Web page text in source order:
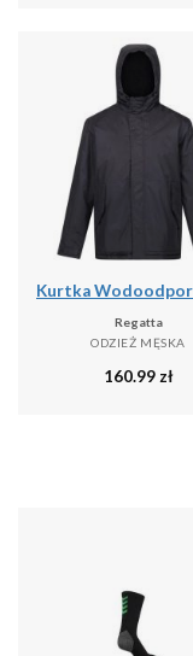
Regatta
ODZIEŻ MĘSKA
160.99zł